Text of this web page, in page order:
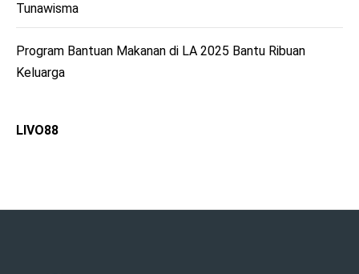
Tunawisma
Program Bantuan Makanan di LA 2025 Bantu Ribuan
Keluarga
LIVO88